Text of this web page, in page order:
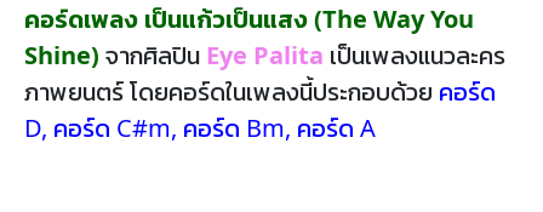
คอร์ดเพลง เป็นแก้วเป็นแสง (The Way You
Shine) จากศิลปิน Eye Palita เป็นเพลงแนวละคร
ภาพยนตร์ โดยคอร์ดในเพลงนี้ประกอบด้วย คอร์ด
D, คอร์ด C#m, คอร์ด Bm, คอร์ด A